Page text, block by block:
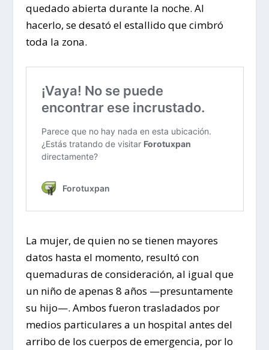
quedado abierta durante la noche. Al
hacerlo, se desató el estallido que cimbró
toda la zona.
La mujer, de quien no se tienen mayores
datos hasta el momento, resultó con
quemaduras de consideración, al igual que
un niño de apenas 8 años —presuntamente
su hijo—. Ambos fueron trasladados por
medios particulares a un hospital antes del
arribo de los cuerpos de emergencia, por lo